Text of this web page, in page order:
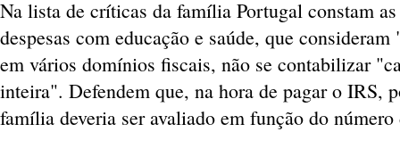
Na lista de críticas da família Portugal constam
despesas com educação e saúde, que
em vários domínios fiscais, não se contabilizar
inteira". Defendem que, na hora de pagar o IRS,
família deveria ser avaliado em função do